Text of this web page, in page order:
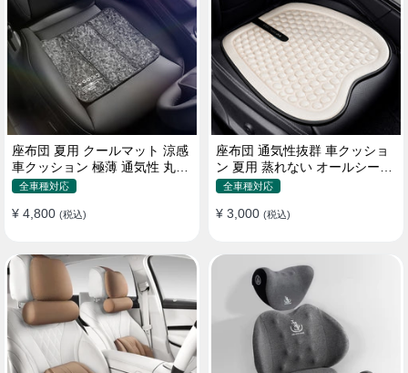
座布団 夏用 クールマット 涼感
車クッション 極薄 通気性 丸洗
いOK すずしい
全車種対応
¥ 4,800 (税込)
座布団 通気性抜群 車クッショ
ン 夏用 蒸れない オールシーズ
ン おしゃれ
全車種対応
¥ 3,000 (税込)